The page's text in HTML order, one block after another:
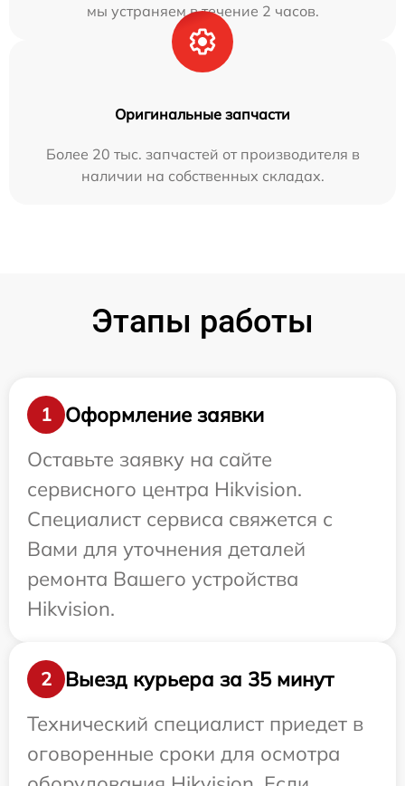
мы устраняем в течение 2 часов.
Оригинальные запчасти
Более 20 тыс. запчастей от производителя в
наличии на собственных складах.
Этапы работы
1
Оформление заявки
Оставьте заявку на сайте
сервисного центра Hikvision.
Специалист сервиса свяжется с
Вами для уточнения деталей
ремонта Вашего устройства
Hikvision.
2
Выезд курьера за 35 минут
Технический специалист приедет в
оговоренные сроки для осмотра